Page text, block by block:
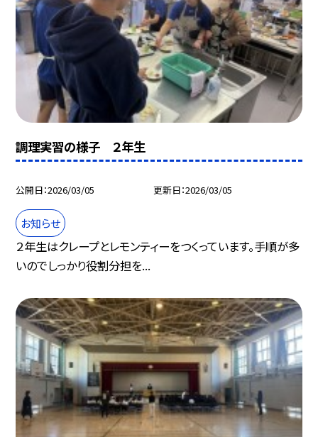
調理実習の様子 ２年生
公開日 2026/03/05 更新日 2026/03/05
お知らせ
２年生はクレープとレモンティーをつくっています。手順が多
いのでしっかり役割分担を...